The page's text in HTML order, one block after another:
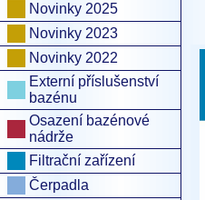
Novinky 2025
Novinky 2023
Novinky 2022
Externí příslušenství
bazénu
Osazení bazénové
nádrže
Filtrační zařízení
Čerpadla